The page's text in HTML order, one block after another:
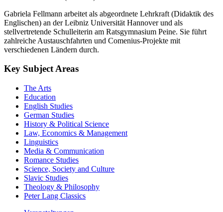
Gabriela Fellmann arbeitet als abgeordnete Lehrkraft (Didaktik des
Englischen) an der Leibniz Universität Hannover und als
stellvertretende Schulleiterin am Ratsgymnasium Peine. Sie führt
zahlreiche Austauschfahrten und Comenius-Projekte mit
The Arts
Education
English Studies
German Studies
History & Political Science
Law, Economics & Management
Linguistics
Media & Communication
Romance Studies
Science, Society and Culture
Slavic Studies
Theology & Philosophy